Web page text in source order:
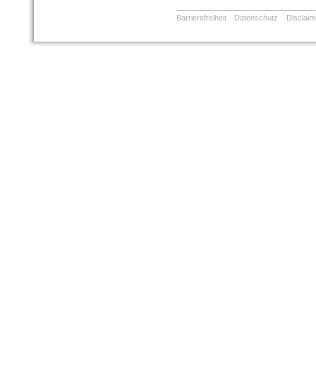
Barrierefreiheit Datenschutz